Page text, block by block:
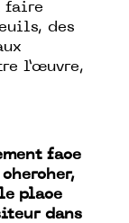
faire
des
l’œuvre,
face
place
dans